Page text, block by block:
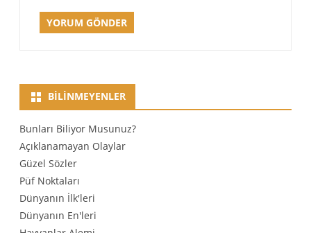
BILINMEYENLER
Bunları Biliyor Musunuz?
Açıklanamayan Olaylar
Güzel Sözler
Püf Noktaları
Dünyanın İlk'leri
Dünyanın En'leri